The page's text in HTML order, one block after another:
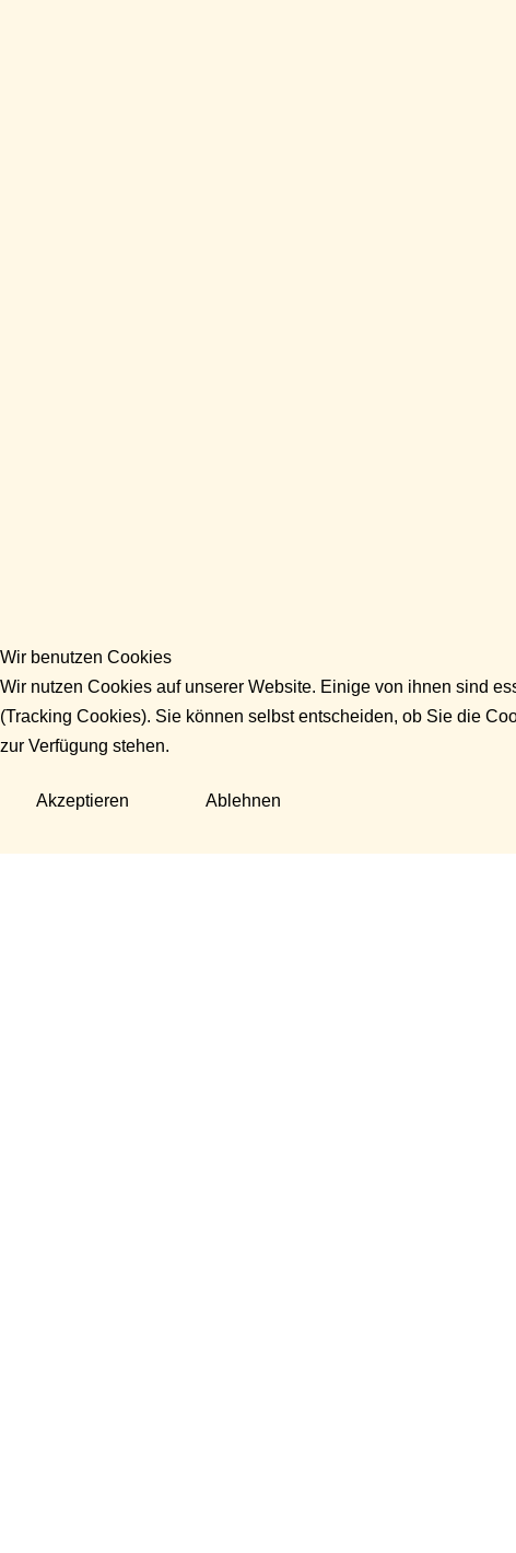
Wir benutzen Cookies
Wir nutzen Cookies auf unserer Website. Einige von ihnen sind
(Tracking Cookies). Sie können selbst entscheiden, ob Sie die
zur Verfügung stehen.
Akzeptieren Ablehnen